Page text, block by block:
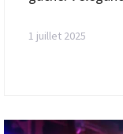
1 juillet 2025